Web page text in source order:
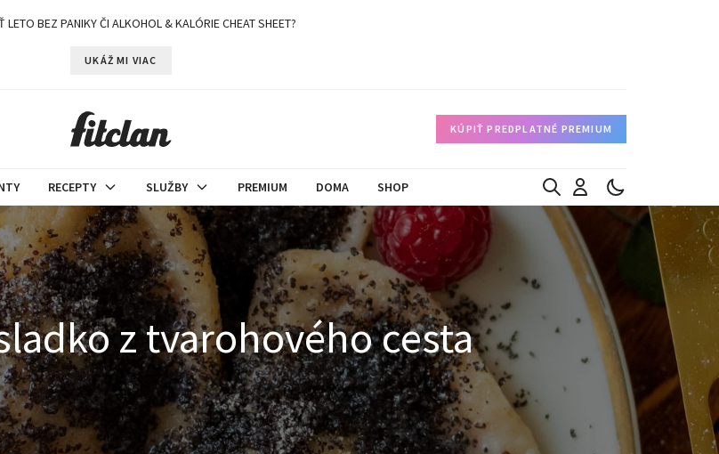
LETO BEZ PANIKY ČI ALKOHOL & KALÓRIE CHEAT SHEET?
UKÁŽ MI VIAC
KÚPIŤ PREDPLATNÉ PREMIUM
RECEPTY SLUŽBY PREMIUM DOMA SHOP
z tvarohového cesta